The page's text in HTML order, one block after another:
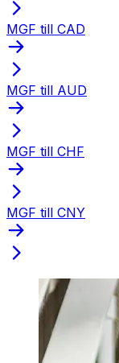
MGF till CAD
MGF till AUD
MGF till CHF
MGF till CNY